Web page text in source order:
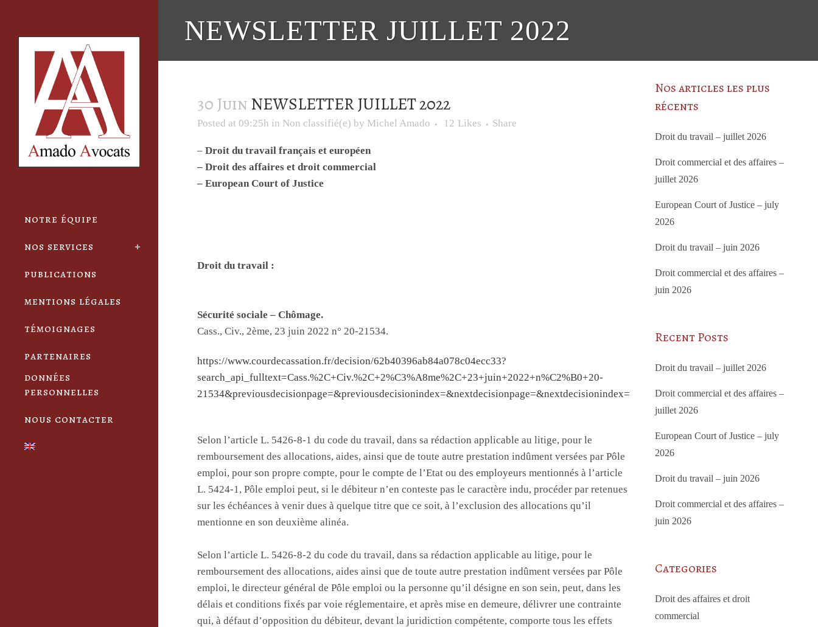
notre équipe
nos services
publications
mentions légales
témoignages
partenaires
données
personnelles
nous contacter
NEWSLETTER JUILLET 2022
30 JuinNEWSLETTER JUILLET 2022
Posted at 09:25h in Non classifié(e) by Michel Amado 12 Likes Share
–Droit du travail français et européen
– Droit des affaires et droit commercial
– European Court of Justice
Droit du travail :
Sécurité sociale – Chômage.
Cass., Civ., 2ème, 23 juin 2022 n° 20-21534.
https://www.courdecassation.fr/decision/62b40396ab84a078c04ecc33?
search_api_fulltext=Cass.%2C+Civ.%2C+2%C3%A8me%2C+23+juin+2022+n%C2%B0+20-
21534&previousdecisionpage=&previousdecisionindex=&nextdecisionpage=&nextdecisionindex=
Selon l’article L. 5426-8-1 du code du travail, dans sa rédaction applicable au litige, pour le
remboursement des allocations, aides, ainsi que de toute autre prestation indûment versées par Pôle
emploi, pour son propre compte, pour le compte de l’Etat ou des employeurs mentionnés à l’article
L. 5424-1, Pôle emploi peut, si le débiteur n’en conteste pas le caractère indu, procéder par retenues
sur les échéances à venir dues à quelque titre que ce soit, à l’exclusion des allocations qu’il
mentionne en son deuxième alinéa.
Selon l’article L. 5426-8-2 du code du travail, dans sa rédaction applicable au litige, pour le
remboursement des allocations, aides ainsi que de toute autre prestation indûment versées par Pôle
emploi, le directeur général de Pôle emploi ou la personne qu’il désigne en son sein, peut, dans les
délais et conditions fixés par voie réglementaire, et après mise en demeure, délivrer une contrainte
qui, à défaut d’opposition du débiteur, devant la juridiction compétente, comporte tous les effets
Nos articles les plus
récents
Droit du travail – juillet 2026
Droit commercial et des affaires –
juillet 2026
European Court of Justice – july
2026
Droit du travail – juin 2026
Droit commercial et des affaires –
juin 2026
Recent Posts
Droit du travail – juillet 2026
Droit commercial et des affaires –
juillet 2026
European Court of Justice – july
2026
Droit du travail – juin 2026
Droit commercial et des affaires –
juin 2026
Categories
Droit des affaires et droit
commercial